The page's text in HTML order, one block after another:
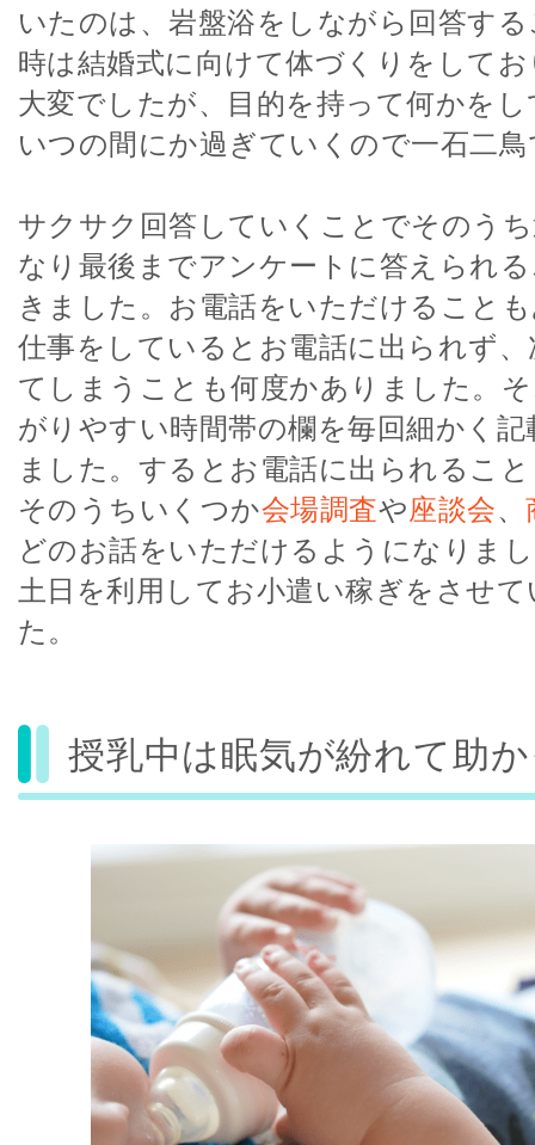
いたのは、岩盤浴をしながら回答す
時は結婚式に向けて体づくりをして
大変でしたが、目的を持って何かを
いつの間にか過ぎていくので一石二
サクサク回答していくことでそのう
なり最後までアンケートに答えられ
きました。お電話をいただけること
仕事をしているとお電話に出られず
てしまうことも何度かありました。
がりやすい時間帯の欄を毎回細かく
ました。するとお電話に出られるこ
そのうちいくつか会場調査や座談会、
どのお話をいただけるようになりま
土日を利用してお小遣い稼ぎをさせ
た。
授乳中は眠気が紛れて助